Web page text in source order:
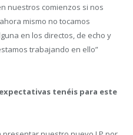
nuestros comienzos si nos
mismo no tocamos
en los directos, de echo y
trabajando en ello”
tenéis para este